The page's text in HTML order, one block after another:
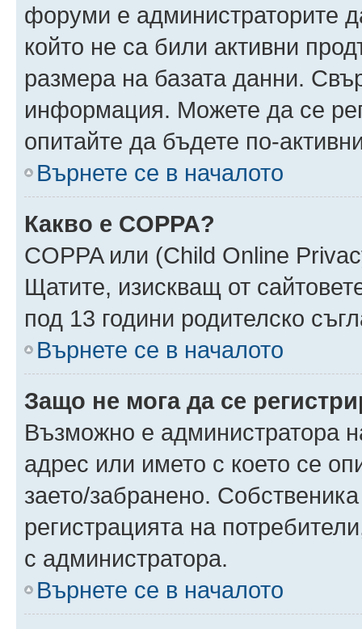
форуми е администраторите
който не са били активни
размера на базата данни.
информация. Можете да се
опитайте да бъдете по-
Върнете се в началото
Какво е COPPA?
COPPA или (Child Online
Щатите, изискващ от
под 13 години родителско
Върнете се в началото
Защо не мога да се
Възможно е администратора
адрес или името с което се
заето/забранено.
регистрацията на
с администратора.
Върнете се в началото